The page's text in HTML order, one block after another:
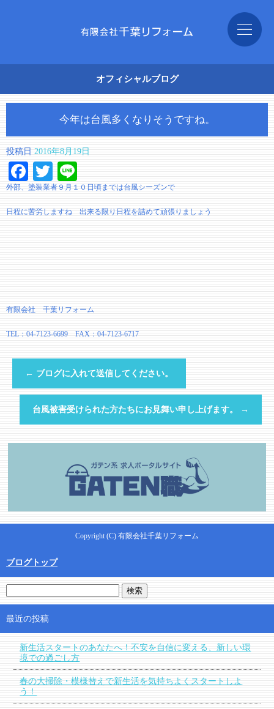
オフィシャルブログ
今年は台風多くなりそうですね。
投稿日 2016年8月19日
Facebook
Twitter
外部、塗装業者９月１０日頃までは台風シーズンで
日程に苦労しますね 出来る限り日程を詰めて頑張りましょう
有限会社 千葉リフォーム
TEL：04-7123-6699 FAX：04-7123-6717
← ブログに入れて送信してください。
台風被害受けられた方たちにお見舞い申し上げます。 →
Copyright (C) 有限会社千葉リフォーム
ブログトップ
最近の投稿
新生活スタートのあなたへ！不安を自信に変える、新しい環
境での過ごし方
春の大掃除・模様替えで新生活を気持ちよくスタートしよ
う！